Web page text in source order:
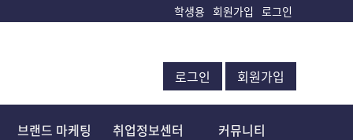
학생용 회원가입 로그인
로그인 회원가입
브랜드 마케팅 취업정보센터 커뮤니티